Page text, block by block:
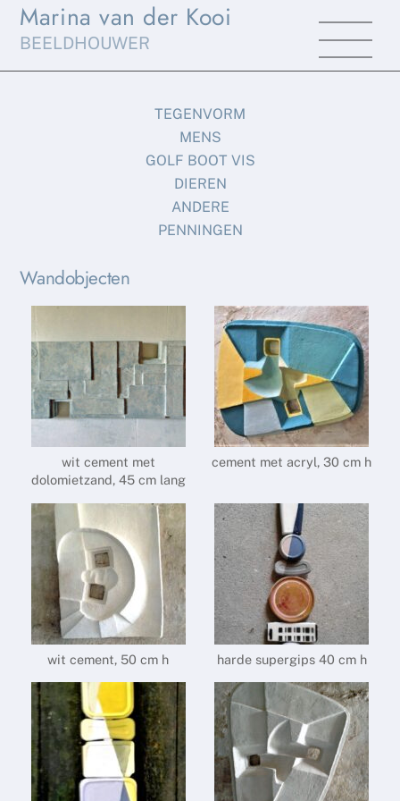
SkipMarina van der Kooi
BEELDHOUWER
TEGENVORM
MENS
GOLF BOOT VIS
DIEREN
ANDERE
PENNINGEN
Wandobjecten
wit cement met
dolomietzand, 45 cm lang
cement met acryl, 30 cm h
wit cement, 50 cm h harde supergips 40 cm h